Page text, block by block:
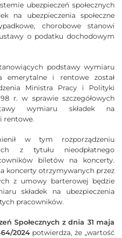
ubezpieczeń społecznych
na ubezpieczenia społeczne
chorobowe stanowi
o podatku dochodowym
podstawy wymiaru
emerytalne i rentowe został
Ministra Pracy i Polityki
r. w sprawie szczegółowych
wymiaru składek na
rentowe.
w tym rozporządzeniu
z tytułu nieodpłatnego
biletów na koncerty.
koncerty otrzymywanych przez
z umowy barterowej będzie
składek na ubezpieczenia
pracowników.
Społecznych z dnia 31 maja
2024potwierdza, że „wartość